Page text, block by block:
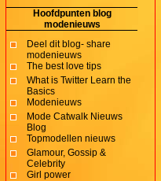
Hoofdpunten blog
modenieuws
Deel dit blog- share
modenieuws
The best love tips
What is Twitter Learn the
Basics
Modenieuws
Mode Catwalk Nieuws
Blog
Topmodellen nieuws
Glamour, Gossip &
Celebrity
Girl power